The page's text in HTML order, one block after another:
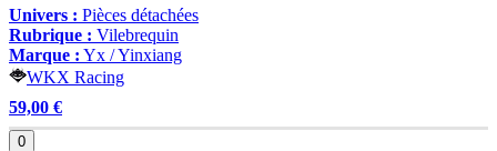
Univers : Pièces détachées
Rubrique : Vilebrequin
Marque : Yx / Yinxiang
WKX Racing
59,00 €
0